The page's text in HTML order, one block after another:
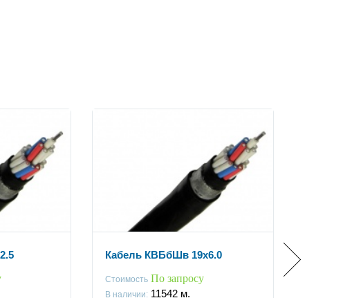
Кабель КВБбШв 19x6.0
СтоимостьПо запросу
В наличии:11542 м.